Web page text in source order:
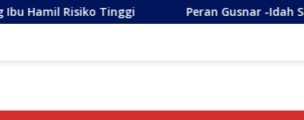
Peran Gusnar -Idah Selaku Pemerintah,